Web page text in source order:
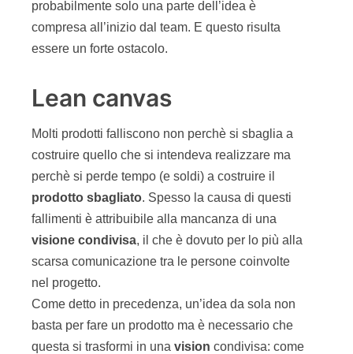
probabilmente solo una parte dell’idea è
compresa all’inizio dal team. E questo risulta
essere un forte ostacolo.
Lean canvas
Molti prodotti falliscono non perchè si sbaglia a
costruire quello che si intendeva realizzare ma
perchè si perde tempo (e soldi) a costruire il
prodotto sbagliato. Spesso la causa di questi
fallimenti è attribuibile alla mancanza di una
visione condivisa, il che è dovuto per lo più alla
scarsa comunicazione tra le persone coinvolte
nel progetto.
Come detto in precedenza, un’idea da sola non
basta per fare un prodotto ma è necessario che
questa si trasformi in una vision condivisa: come